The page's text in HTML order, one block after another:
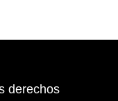
derechos